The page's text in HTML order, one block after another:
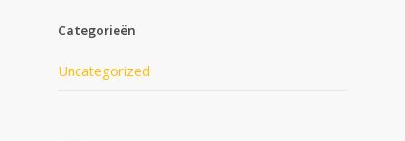
Categorieën
Uncategorized